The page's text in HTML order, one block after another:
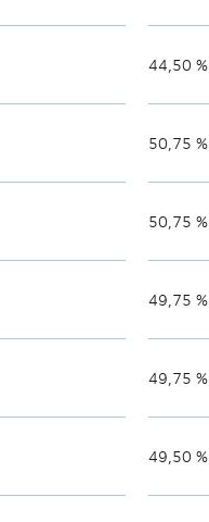
44,50 %
50,75 %
50,75 %
49,75 %
49,75 %
49,50 %